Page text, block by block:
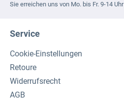
Sie erreichen uns von Mo. bis Fr. 9-14 Uhr
Service
Cookie-Einstellungen
Retoure
Widerrufsrecht
AGB